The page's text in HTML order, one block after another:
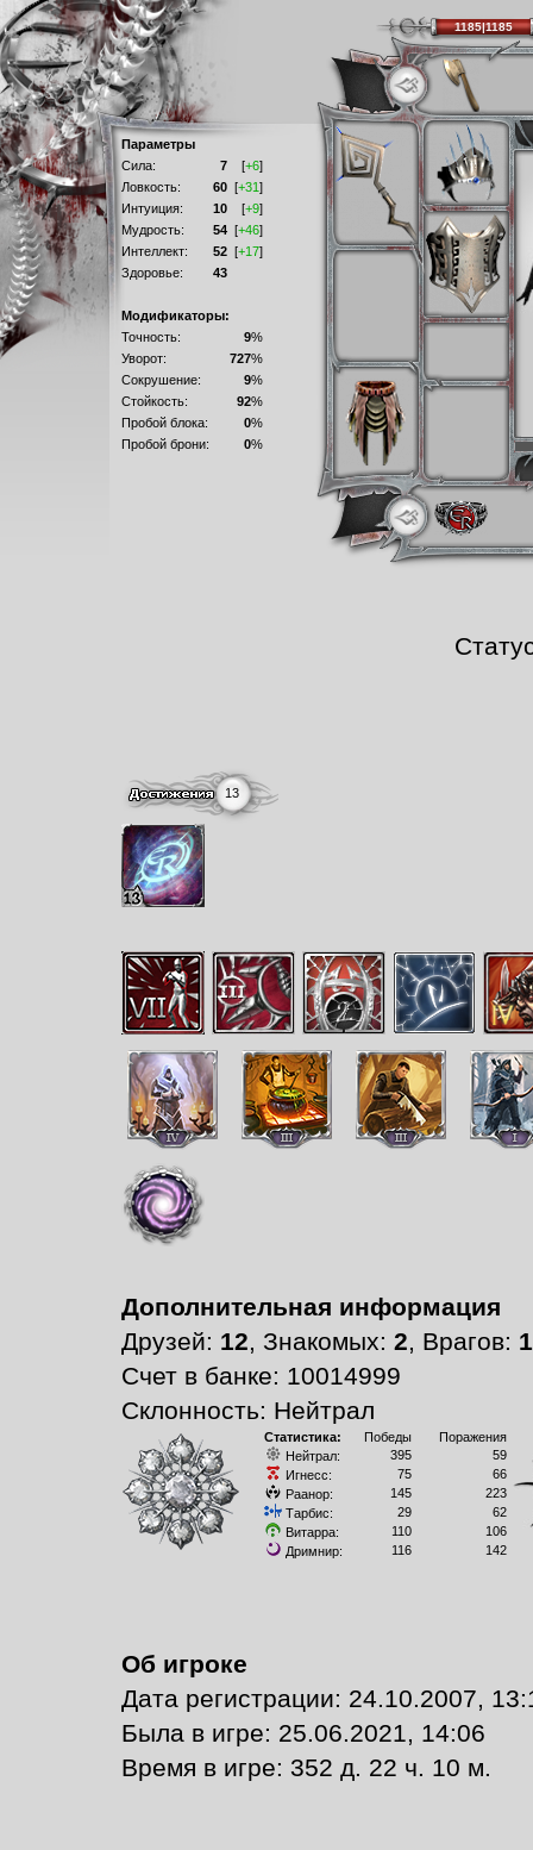
Параметры
Сила:
7 [+6]
Ловкость:
60 [+31]
Интуиция:
10 [+9]
Мудрость:
54 [+46]
Интеллект:
52 [+17]
Здоровье:
43
Модификаторы:
Точность:
9%
Уворот:
727%
Сокрушение:
9%
Стойкость:
92%
Пробой блока:
0%
Пробой брони:
0%
13
Дополнительная информация
Друзей: 12, Знакомых: 2, Врагов: 1
Счет в банке: 10014999
Склонность: Нейтрал
Статистика: Победы
Поражения
Нейтрал:
395
59
Игнесс:
75
66
Раанор:
145
223
Тарбис:
29
62
Витарра:
110
106
Дримнир:
116 142
Об игроке
Дата регистрации: 24.10.2007,
Былa в игре: 25.06.2021, 14:06
Время в игре: 352 д. 22 ч. 10 м.
1185|1185